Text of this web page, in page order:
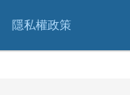
隱私權政策